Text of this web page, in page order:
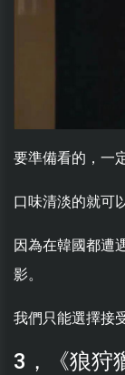
要準備看的，一
口味清淡的就可
因為在韓國都遭
影。
我們只能選擇接
3，《狼狩